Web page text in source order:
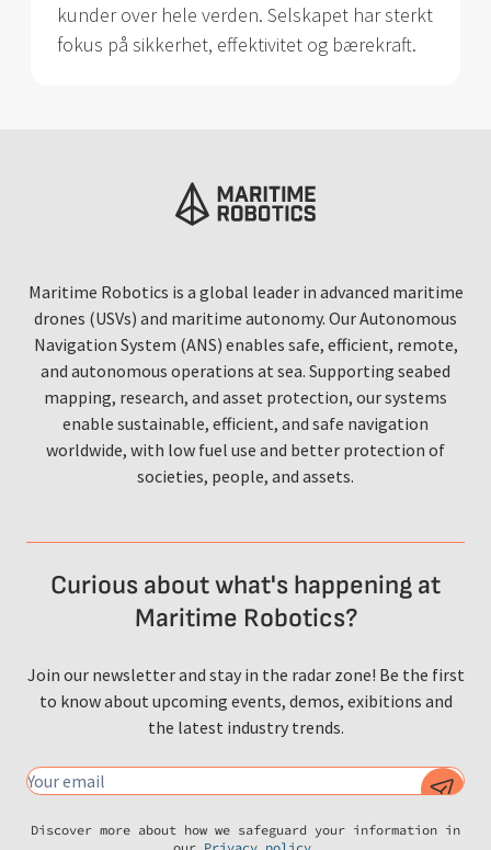
kunder over hele verden. Selskapet har sterkt
fokus på sikkerhet, effektivitet og bærekraft.
Maritime Robotics is a global leader in advanced maritime
drones (USVs) and maritime autonomy. Our Autonomous
Navigation System (ANS) enables safe, efficient, remote,
and autonomous operations at sea. Supporting seabed
mapping, research, and asset protection, our systems
enable sustainable, efficient, and safe navigation
worldwide, with low fuel use and better protection of
societies, people, and assets.
Curious about what's happening at
Maritime Robotics?
Join our newsletter and stay in the radar zone! Be the first
to know about upcoming events, demos, exibitions and
the latest industry trends.
Discover more about how we safeguard your information in